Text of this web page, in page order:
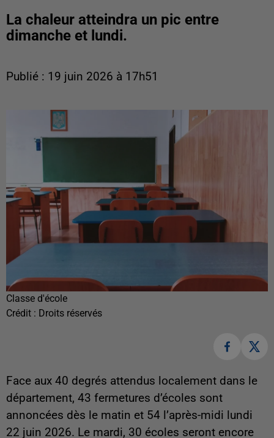
La chaleur atteindra un pic entre
dimanche et lundi.
Publié : 19 juin 2026 à 17h51
Classe d'école
Crédit : Droits réservés
Face aux 40 degrés attendus localement dans le
département, 43 fermetures d’écoles sont
annoncées dès le matin et 54 l’après-midi lundi
22 juin 2026. Le mardi, 30 écoles seront encore